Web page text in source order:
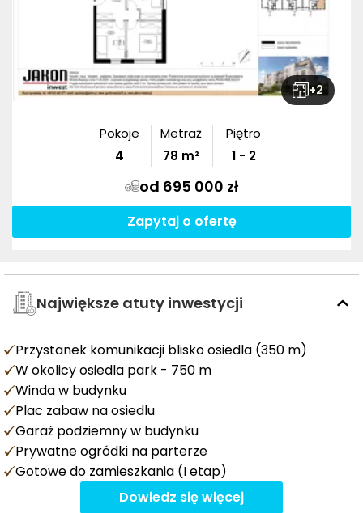
+2
Pokoje
4
Metraż
78 m²
Piętro
1 - 2
od 695 000 zł
Zapytaj o ofertę
Największe atuty inwestycji
Przystanek komunikacji blisko osiedla (350 m)
W okolicy osiedla park - 750 m
Winda w budynku
Plac zabaw na osiedlu
Garaż podziemny w budynku
Prywatne ogródki na parterze
Gotowe do zamieszkania (I etap)
Dowiedz się więcej